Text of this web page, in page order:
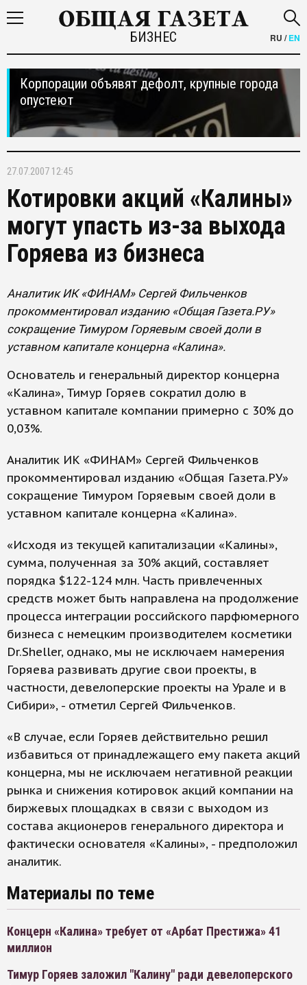
БИЗНЕС RU /EN
Корпорации объявят дефолт, крупные города
опустеют
27.07.2007 12:45
Котировки акций «Калины»
могут упасть из-за выхода
Горяева из бизнеса
Аналитик ИК «ФИНАМ» Сергей Фильченков
прокомментировал изданию «Общая Газета.РУ»
сокращение Тимуром Горяевым своей доли в
уставном капитале концерна «Калина».
Основатель и генеральный директор концерна
«Калина», Тимур Горяев сократил долю в
уставном капитале компании примерно с 30% до
0,03%.
Аналитик ИК «ФИНАМ» Сергей Фильченков
прокомментировал изданию «Общая Газета.РУ»
сокращение Тимуром Горяевым своей доли в
уставном капитале концерна «Калина».
«Исходя из текущей капитализации «Калины»,
сумма, полученная за 30% акций, составляет
порядка $122-124 млн. Часть привлеченных
средств может быть направлена на продолжение
процесса интеграции российского парфюмерного
бизнеса с немецким производителем косметики
Dr.Sheller, однако, мы не исключаем намерения
Горяева развивать другие свои проекты, в
частности, девелоперские проекты на Урале и в
Сибири», - отметил Сергей Фильченков.
«В случае, если Горяев действительно решил
избавиться от принадлежащего ему пакета акций
концерна, мы не исключаем негативной реакции
рынка и снижения котировок акций компании на
биржевых площадках в связи с выходом из
состава акционеров генерального директора и
фактически основателя «Калины», - предположил
аналитик.
Материалы по теме
Концерн «Калина» требует от «Арбат Престижа» 41
миллион
Тимур Горяев заложил "Калину" ради девелоперского